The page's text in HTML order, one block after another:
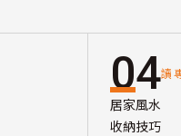
04讀
居家風水
收納技巧